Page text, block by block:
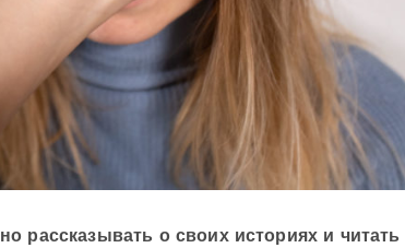
рассказывать о своих историях и читать